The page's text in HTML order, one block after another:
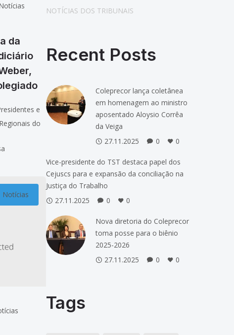
da
e
do
o
Notícias
NOTÍCIAS DOS TRIBUNAIS
Recent Posts
Coleprecor lança coletânea
em homenagem ao ministro
aposentado Aloysio Corrêa
da Veiga
27.11.2025
0 0
Vice-presidente do TST destaca papel dos
Cejuscs para e expansão da conciliação na
Justiça do Trabalho
27.11.2025
0 0
Nova diretoria do Coleprecor
toma posse para o biênio
2025-2026
27.11.2025
0 0
Tags